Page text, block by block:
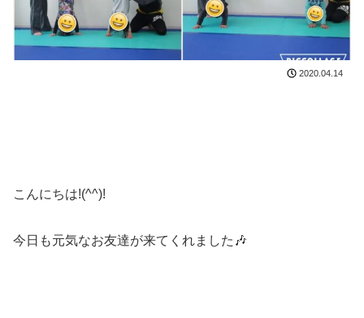
2020.04.14
こんにちは!(^^)!
今日も元気なお友達が来てくれました🎶